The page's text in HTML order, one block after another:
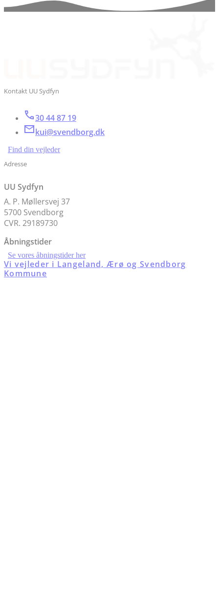
Kontakt UU Sydfyn
30 44 87 19
kui@svendborg.dk
Find din vejleder
Adresse
UU Sydfyn
A. P. Møllersvej 37
5700 Svendborg
CVR. 29189730
Åbningstider
Se vores åbningstider her
Vi vejleder i Langeland, Ærø og Svendborg
Kommune